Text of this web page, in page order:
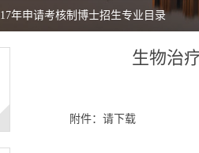
年申请考核制博士招生专业目录
生物治
附件： 请下载